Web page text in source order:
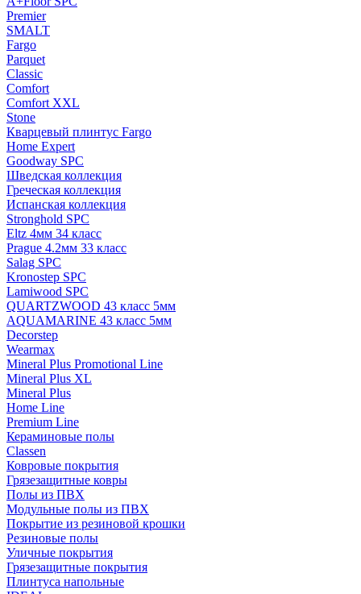
Premier
SMALT
Fargo
Parquet
Classic
Comfort
Comfort XXL
Stone
Кварцевый плинтус Fargo
Home Expert
Goodway SPC
Шведская коллекция
Греческая коллекция
Испанская коллекция
Stronghold SPC
Eltz 4мм 34 класс
Prague 4.2мм 33 класс
Salag SPC
Kronostep SPC
Lamiwood SPC
QUARTZWOOD 43 класс 5мм
AQUAMARINE 43 класс 5мм
Decorstep
Wearmax
Mineral Plus Promotional Line
Mineral Plus XL
Mineral Plus
Home Line
Premium Line
Кераминовые полы
Classen
Ковровые покрытия
Грязезащитные ковры
Полы из ПВХ
Модульные полы из ПВХ
Покрытие из резиновой крошки
Резиновые полы
Уличные покрытия
Грязезащитные покрытия
Плинтуса напольные